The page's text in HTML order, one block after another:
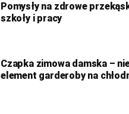
Pomysły na zdrowe
szkoły i pracy
Czapka zimowa damska –
element garderoby na